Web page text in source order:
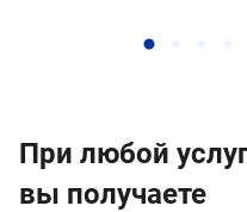
При любой
вы получаете